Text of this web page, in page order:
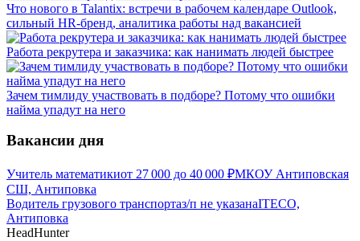
Что нового в Talantix: встречи в рабочем календаре Outlook,
сильный HR-бренд, аналитика работы над вакансией
Работа рекрутера и заказчика: как нанимать людей быстрее
Зачем тимлиду участвовать в подборе? Потому что ошибки
найма упадут на него
Вакансии дня
Учитель математикиот 27 000 до 40 000 ₽МКОУ Антиповская
СШ, Антиповка
Водитель грузового транспортаз/п не указанаITECO,
Антиповка
HeadHunter